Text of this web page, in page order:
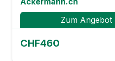
Zum Angebot
CHF460